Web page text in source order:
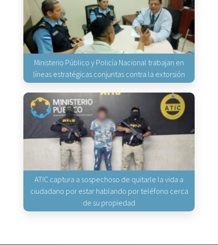
Ministerio Público y Policía Nacional trabajan en
líneas estratégicas conjuntas contra la extorsión
ATIC captura a sospechoso de quitarle la vida a
ciudadano por estar hablando por teléfono cerca
de su propiedad